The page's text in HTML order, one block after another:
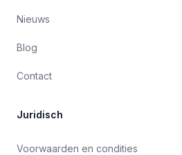
Nieuws
Blog
Contact
Juridisch
Voorwaarden en condities